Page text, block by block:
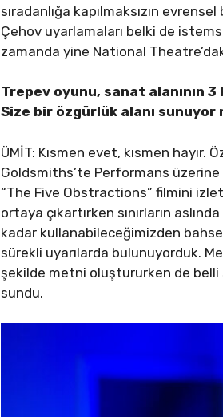
sıradanlığa kapılmaksızın
Çehov uyarlamaları belki de
zamanda yine National
Trepev oyunu, sanat alanının
Size bir özgürlük alanı sunuyor
ÜMİT: Kısmen evet, kısmen
Goldsmiths’te Performans üzerine
“The Five Obstractions” filmini
ortaya çıkartırken sınırların
kadar kullanabileceğimizden
sürekli uyarılarda bulunuyorduk.
şekilde metni oluştururken de belli
sundu.